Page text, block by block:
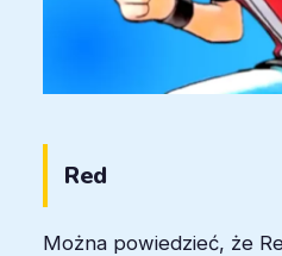
Red
Można powiedzieć, że